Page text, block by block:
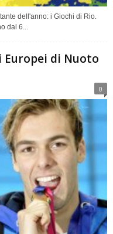
dell'anno: i Giochi di Rio.
dal 6...
di Nuoto
0